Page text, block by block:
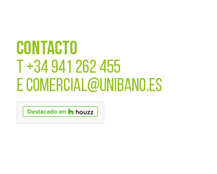
CONTACTO
T +34 941 262 455
E COMERCIAL@UNIBANO.ES